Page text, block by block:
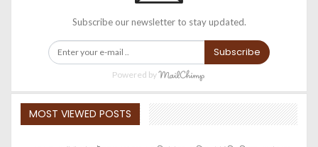
Subscribe our newsletter to stay updated.
Subscribe
Powered by
MOST VIEWED POSTS